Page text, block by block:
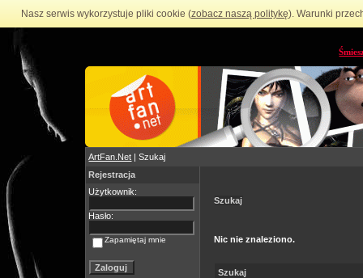
Nasz serwis wykorzystuje pliki cookie (zobacz naszą politykę). Warunki
ArtFan.Net | Szukaj
Rejestracja
Użytkownik:
Hasło:
Zapamiętaj mnie
Szukaj
Nic nie znaleziono.
Szukaj